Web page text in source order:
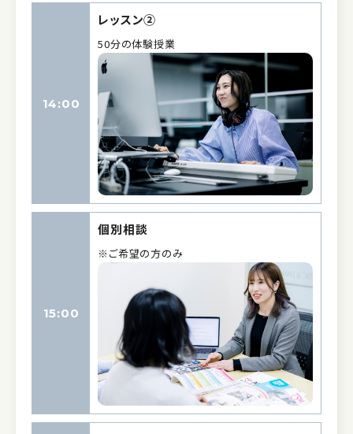
14:00
レッスン②
50分の体験授業
15:00
個別相談
※ご希望の方のみ